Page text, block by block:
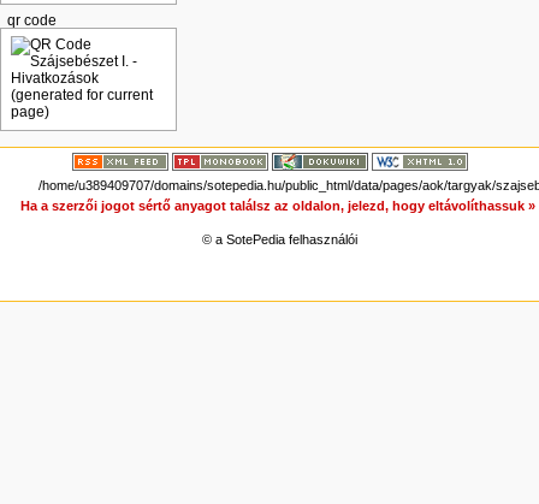
qr code
/home/u389409707/domains/sotepedia.hu/public_html/data/pages/aok/targyak/
Ha a szerzői jogot sértő anyagot találsz az oldalon, jelezd, hogy eltávolíthassuk »
© a SotePedia felhasználói